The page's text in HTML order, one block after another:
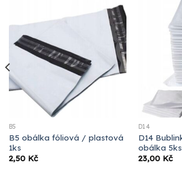
B5
B5 obálka fóliová / plastová
1ks
2,50 Kč
D14
D14
obálka 5ks
23,00 Kč